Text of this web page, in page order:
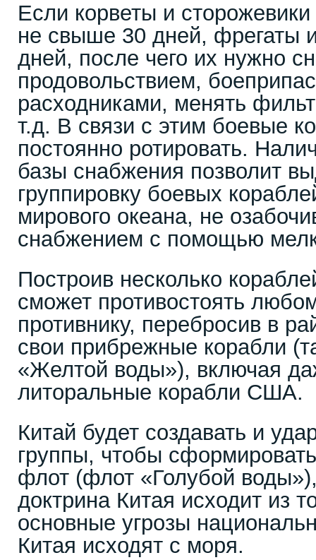
Если корветы и
не свыше 30 дней, фрегаты
дней, после чего их нужно
продовольствием,
расходниками, менять
т.д. В связи с этим боевые
постоянно ротировать.
базы снабжения позволит
группировку боевых
мирового океана, не
снабжением с помощью
Построив несколько
сможет противостоять
противнику, перебросив в
свои прибрежные корабли
«Желтой воды»), включая
литоральные корабли США.
Китай будет создавать и
группы, чтобы
флот (флот «Голубой
доктрина Китая исходит из
основные угрозы
Китая исходят с моря.